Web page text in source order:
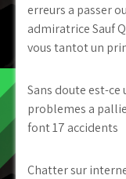
erreurs a passer
admiratrice Sauf
vous tantot un
Sans doute est-ce
problemes a
font 17 accidents
Chatter sur